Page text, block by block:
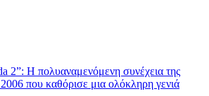
2”: Η πολυαναμενόμενη συνέχεια της
2006 που καθόρισε μια ολόκληρη γενιά